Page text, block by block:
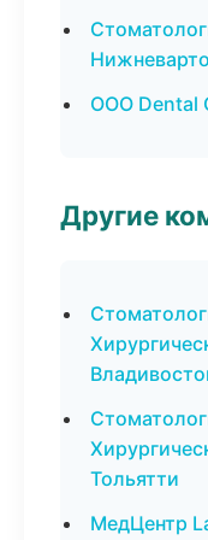
ООО Dental
Другие
Тольятти
МедЦентр